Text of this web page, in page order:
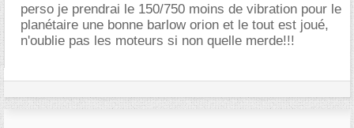
perso je prendrai le 150/750 moins de vibration pour le
planétaire une bonne barlow orion et le tout est joué,
n'oublie pas les moteurs si non quelle merde!!!